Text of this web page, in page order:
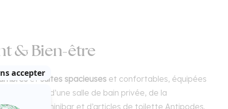
& Bien-être
etsuites spacieuses et confortables, équipées
dédié, d’une salle de bain privée, de la
d’un minibar et d’articles de toilette Antipodes.